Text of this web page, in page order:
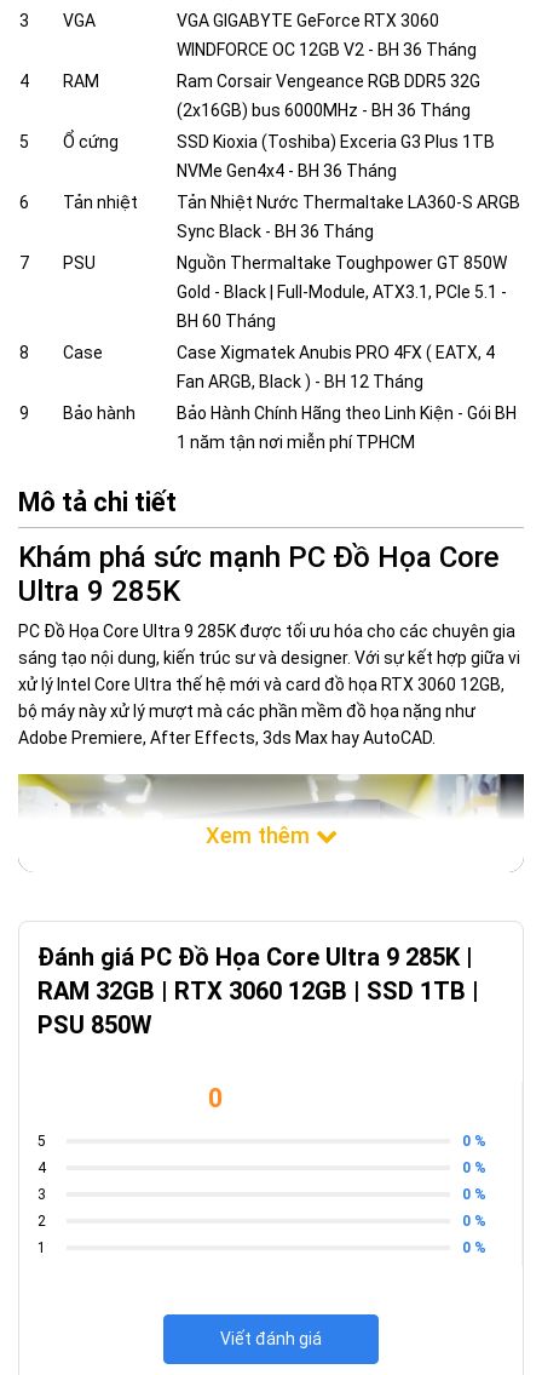
3
VGA
VGA GIGABYTE GeForce RTX 3060
WINDFORCE OC 12GB V2 - BH 36 Tháng
4
RAM
Ram Corsair Vengeance RGB DDR5 32G
(2x16GB) bus 6000MHz - BH 36 Tháng
5
Ổ cứng
SSD Kioxia (Toshiba) Exceria G3 Plus 1TB
NVMe Gen4x4 - BH 36 Tháng
6
Tản nhiệt
Tản Nhiệt Nước Thermaltake LA360-S ARGB
Sync Black - BH 36 Tháng
7
PSU
Nguồn Thermaltake Toughpower GT 850W
Gold - Black | Full-Module, ATX3.1, PCIe 5.1 -
BH 60 Tháng
8
Case
Case Xigmatek Anubis PRO 4FX ( EATX, 4
Fan ARGB, Black ) - BH 12 Tháng
9
Bảo hành
Bảo Hành Chính Hãng theo Linh Kiện - Gói BH
1 năm tận nơi miễn phí TPHCM
Mô tả chi tiết
Khám phá sức mạnh PC Đồ Họa Core
Ultra 9 285K
PC Đồ Họa Core Ultra 9 285K được tối ưu hóa cho các chuyên gia
sáng tạo nội dung, kiến trúc sư và designer. Với sự kết hợp giữa vi
xử lý Intel Core Ultra thế hệ mới và card đồ họa RTX 3060 12GB,
bộ máy này xử lý mượt mà các phần mềm đồ họa nặng như
Adobe Premiere, After Effects, 3ds Max hay AutoCAD.
Thông số kỹ thuật chi tiết
Intel Core Ultra 9 285K (24 nhân, 24 luồng, Turbo 5.70
32GB Corsair Vengeance RGB DDR5 6000MHz
GIGABYTE GeForce RTX 3060 12GB V2
1TB SSD Kioxia Exceria G3 Plus NVMe Gen4x4
Đánh giá PC Đồ Họa Core Ultra 9 285K |
RAM 32GB | RTX 3060 12GB | SSD 1TB |
PSU 850W
0
5
0 %
4
0 %
3
0 %
2
0 %
1
0 %
Viết đánh giá